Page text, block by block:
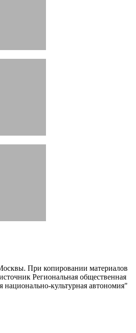
При копировании материалов
Региональная общественная
национально-культурная автономия"